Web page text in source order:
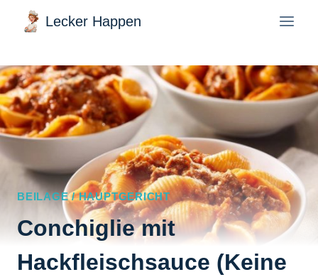
Zum
Inhalt
springen
Lecker Happen
BEILAGE / HAUPTGERICHT
Conchiglie mit
Hackfleischsauce (Keine